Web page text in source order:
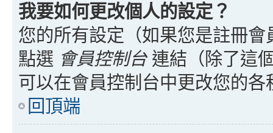
我要如何更改個人的設定？
您的所有設定（如果您是註冊
點選 會員控制台連結（除了這
可以在會員控制台中更改您的各
回頂端